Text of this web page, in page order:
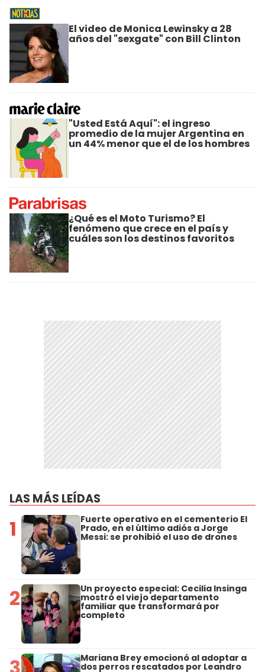
El video de Monica Lewinsky a 28
años del "sexgate" con Bill Clinton
"Usted Está Aquí": el ingreso
promedio de la mujer Argentina en
un 44% menor que el de los hombres
¿Qué es el Moto Turismo? El
fenómeno que crece en el país y
cuáles son los destinos favoritos
LAS MÁS LEÍDAS
1 Fuerte operativo en el cementerio El
Prado, en el último adiós a Jorge
Messi: se prohibió el uso de drones
2 Un proyecto especial: Cecilia Insinga
mostró el viejo departamento
familiar que transformará por
completo
Mariana Brey emocionó al adoptar a
dos perros rescatados por Leandro